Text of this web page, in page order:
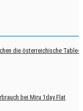
die österreichische Table-
bei Miru 1day Flat